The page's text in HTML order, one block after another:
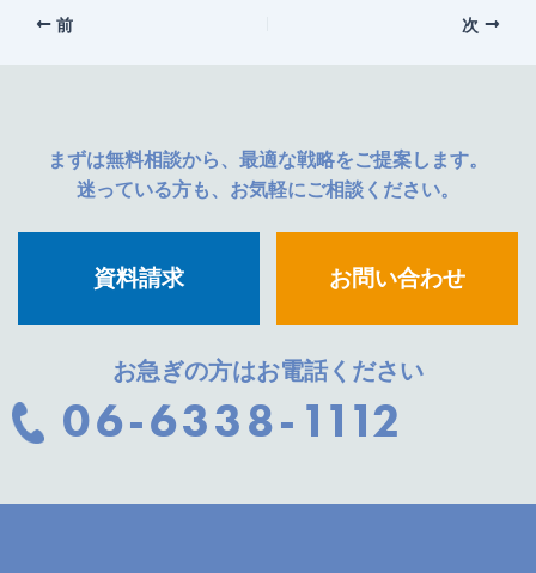
前 次
まずは無料相談から、最適な戦略をご提案します。
迷っている方も、お気軽にご相談ください。
資料請求 お問い合わせ
お急ぎの方はお電話ください
06-6338-1112